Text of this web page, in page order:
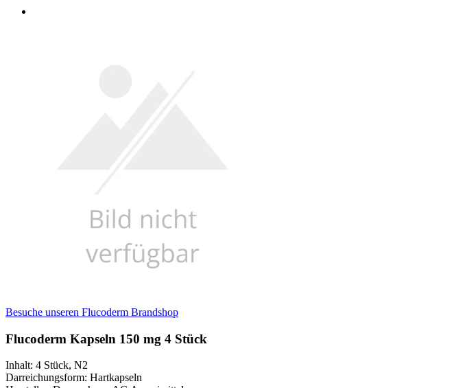
Besuche unseren Flucoderm Brandshop
Flucoderm Kapseln 150 mg 4 Stück
Inhalt: 4 Stück, N2
Darreichungsform: Hartkapseln